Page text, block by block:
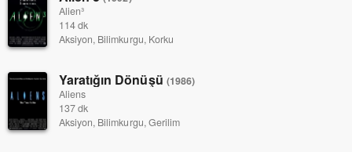
Alien³
114 dk
Aksiyon, Bilimkurgu, Korku
Yaratığın Dönüşü (1986)
Aliens
137 dk
Aksiyon, Bilimkurgu, Gerilim